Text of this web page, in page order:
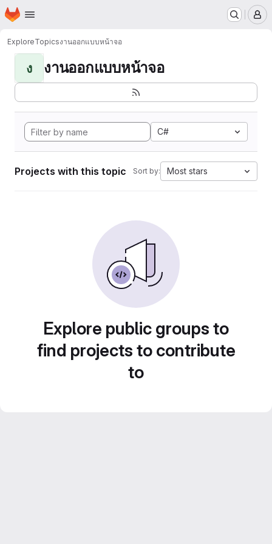
Skip to main content
Homepage
ExploreTopicsงานออกแบบหน้าจอ
ง งานออกแบบหน้าจอ
C#
Projects with this topic Sort by: Most stars
Explore public groups to
find projects to contribute
to